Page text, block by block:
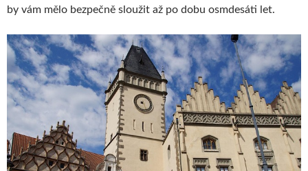
by vám mělo bezpečně sloužit až po dobu osmdesáti let.